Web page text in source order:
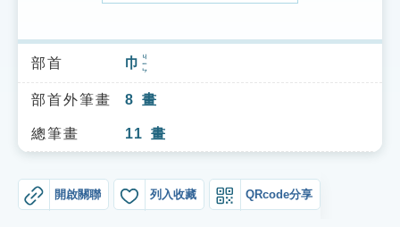
索引選單
知識索引
單字索引
遊戲專區
部首 巾 ㄐㄧㄣ
部首外筆畫 8 畫
總筆畫 11 畫
開啟關聯 列入收藏 QRcode分享